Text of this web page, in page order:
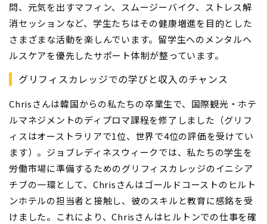
問、元気を出すマフィン、スムージーバイク、ストレス解
消セッションなど、学生たちはその健康増進を目的とした
さまざまな活動を楽しんでいます。留学生へのメンタルヘ
ルスケアを優先したサポート体制が整っています。
グリフィスカレッジでの学びと収入のチャンス
Chrisさんは韓国からの私たちの卒業生で、国際観光・ホテ
ルマネジメントのディプロマ課程を修了しました（グリフ
ィスはオーストラリアで1位、世界で4位の評価を受けてい
ます）。ジョブレディネスウィークでは、私たちの学生を
労働市場に準備するためのグリフィスカレッジのイニシア
チブの一環として、Chrisさんはゴールドコーストのヒルト
ンホテルの担当者と接触し、彼のスキルと教育に感銘を受
けました。これにより、Chrisさんはヒルトンでの仕事を確